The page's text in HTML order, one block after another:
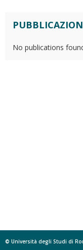
No publications
© Università degli Studi di